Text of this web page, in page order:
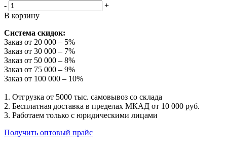
-
+
В корзину
Система скидок:
Заказ от 20 000 – 5%
Заказ от 30 000 – 7%
Заказ от 50 000 – 8%
Заказ от 75 000 – 9%
Заказ от 100 000 – 10%
1. Отгрузка от 5000 тыс. самовывоз со склада
2. Бесплатная доставка в пределах МКАД от 10 000 руб.
3. Работаем только с юридическими лицами
Получить оптовый прайс